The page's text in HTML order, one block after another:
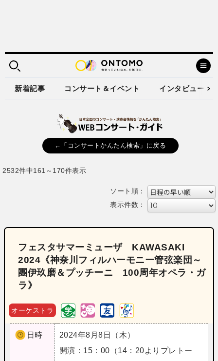
新着記事 コンサート＆イベント インタビュー
←「コンサートかんたん検索」に戻る
2532件中161～170件表示
ソート順：
表示件数：
フェスタサマーミューザ KAWASAKI
2024《神奈川フィルハーモニー管弦楽団～
團伊玖磨＆プッチーニ 100周年オペラ・ガ
ラ》
オーケストラ
日時
2024年8月8日（木）
開演：15：00（14：20よりプレトー